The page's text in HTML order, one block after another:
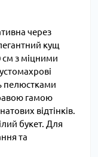
через
кущ
см з міцними
пелюстками
гамою
відтінків.
букет. Для
та